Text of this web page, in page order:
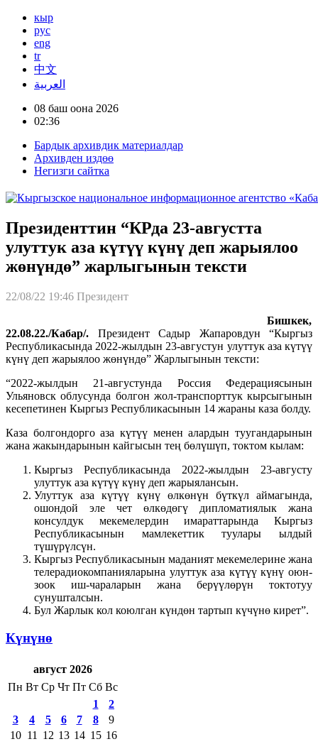
кыр
рус
eng
tr
中文
العربية
08 баш оона 2026
02:36
Бардык архивдик материалдар
Архивден издөө
Негизги сайтка
Президенттин “КРда 23-августта
улуттук аза күтүү күнү деп жарыялоо
жөнүндө” жарлыгынын тексти
22/08/22 19:46 Президент
Бишкек,
22.08.22./Кабар/. Президент Садыр Жапаровдун “Кыргыз
Республикасында 2022-жылдын 23-августун улуттук аза күтүү
күнү деп жарыялоо жөнүндө” Жарлыгынын тексти:
“2022-жылдын 21-августунда Россия Федерациясынын
Ульяновск облусунда болгон жол-транспорттук кырсыгынын
кесепетинен Кыргыз Республикасынын 14 жараны каза болду.
Каза болгондорго аза күтүү менен алардын туугандарынын
жана жакындарынын кайгысын тең бөлүшүп, токтом кылам:
Кыргыз Республикасында 2022-жылдын 23-августу
улуттук аза күтүү күнү деп жарыялансын.
Улуттук аза күтүү күнү өлкөнүн бүткүл аймагында,
ошондой эле чет өлкөдөгү дипломатиялык жана
консулдук мекемелердин имараттарында Кыргыз
Республикасынын мамлекеттик туулары ылдый
түшүрүлсүн.
Кыргыз Республикасынын маданият мекемелерине жана
телерадиокомпанияларына улуттук аза күтүү күнү оюн-
зоок иш-чараларын жана берүүлөрүн токтотуу
сунушталсын.
Бул Жарлык кол коюлган күндөн тартып күчүнө кирет”.
Күнүнө
август 2026
Пн Вт Ср Чт Пт Сб Вс
1
2
3
4 5 6 7 8
9
10 11 12 13 14 15 16